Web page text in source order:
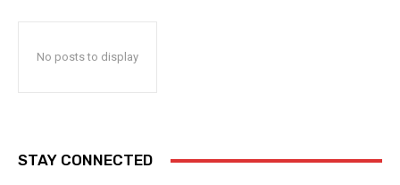
No posts to display
STAY CONNECTED